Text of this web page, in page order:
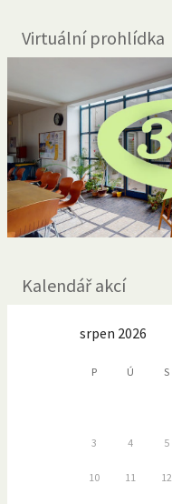
Virtuální prohlídka
Kalendář akcí
srpen 2026
P Ú S
3 4 5
10 11 12